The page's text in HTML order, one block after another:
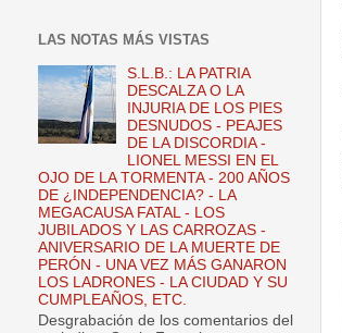
LAS NOTAS MÁS VISTAS
S.L.B.: LA PATRIA
DESCALZA O LA
INJURIA DE LOS PIES
DESNUDOS - PEAJES
DE LA DISCORDIA -
LIONEL MESSI EN EL
OJO DE LA TORMENTA - 200 AÑOS
DE ¿INDEPENDENCIA? - LA
MEGACAUSA FATAL - LOS
JUBILADOS Y LAS CARROZAS -
ANIVERSARIO DE LA MUERTE DE
PERÓN - UNA VEZ MÁS GANARON
LOS LADRONES - LA CIUDAD Y SU
CUMPLEAÑOS, ETC.
Desgrabación de los comentarios del